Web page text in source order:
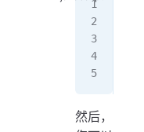
然后，